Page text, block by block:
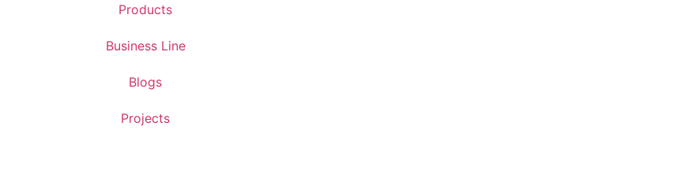
Products
Business Line
Blogs
Projects